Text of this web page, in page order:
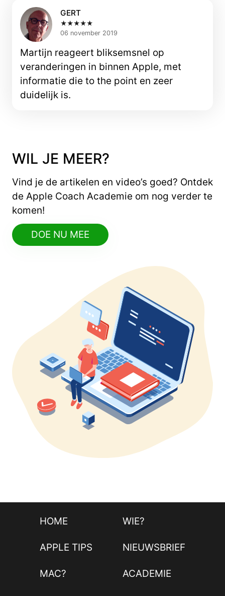
GERT
★★★★★
06 november 2019
Martijn reageert bliksemsnel op
veranderingen in binnen Apple, met
informatie die to the point en zeer
duidelijk is.
WIL JE MEER?
Vind je de artikelen en video’s goed? Ontdek
de Apple Coach Academie om nog verder te
komen!
DOE NU MEE
HOME WIE?
APPLE TIPS NIEUWSBRIEF
MAC? ACADEMIE